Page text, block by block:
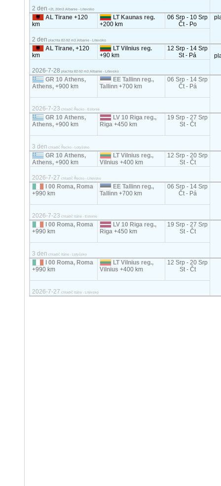
2 den <2t, 20m3 Albanie - Litevsko
AL Tirane+120
km
LT Kaunas reg.
+200 km
06 Srp - 10 Srp
Čt - Po
2 den plachta 82-92 m3 Albanie - Litevsko
AL Tirane,+120
km
LT Vilnius reg.
+90 km
12 Srp - 14 Srp
St - Pá
2026-7-28 plachta 82-92 m3 Albanie - Litevsko
GR 10 Athens,
Athens,+900 km
EE Tallinn reg.,
Tallinn+700 km
06 Srp - 14 Srp
Čt - Pá
2026-7-23 chladič Řecko - Estonie
GR 10 Athens,
Athens,+900 km
LV 10 Riga reg.,
Riga+450 km
19 Srp - 27 Srp
St - Čt
3 den chladič Řecko - Lotyšsko
GR 10 Athens,
Athens,+900 km
LT Vilnius reg.,
Vilnius+400 km
12 Srp - 20 Srp
St - Čt
2026-7-27 chladič Řecko - Litevsko
I 00 Roma, Roma
+990 km
EE Tallinn reg.,
Tallinn+700 km
06 Srp - 14 Srp
Čt - Pá
2026-7-23 chladič Itálie - Estonie
I 00 Roma, Roma
+990 km
LV 10 Riga reg.,
Riga+450 km
19 Srp - 27 Srp
St - Čt
3 den chladič Itálie - Lotyšsko
I 00 Roma, Roma
+990 km
LT Vilnius reg.,
Vilnius+400 km
12 Srp - 20 Srp
St - Čt
2026-7-27 chladič Itálie - Litevsko